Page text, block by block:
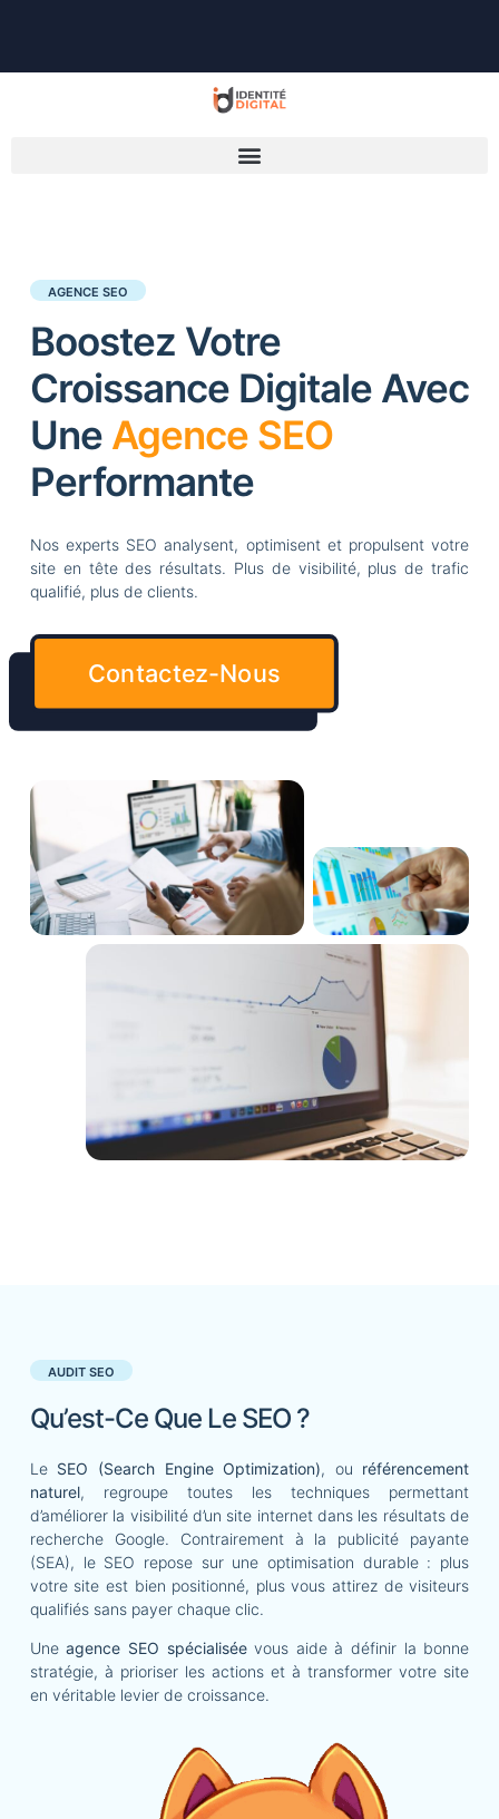
AGENCE SEO
Boostez Votre
Croissance Digitale Avec
Une Agence SEO
Performante
Nos experts SEO analysent, optimisent et propulsent votre
site en tête des résultats. Plus de visibilité, plus de trafic
qualifié, plus de clients.
Contactez-Nous
AUDIT SEO
Qu’est-Ce Que Le SEO ?
Le SEO (Search Engine Optimization), ou référencement
naturel, regroupe toutes les techniques permettant
d’améliorer la visibilité d’un site internet dans les résultats de
recherche Google. Contrairement à la publicité payante
(SEA), le SEO repose sur une optimisation durable : plus
votre site est bien positionné, plus vous attirez de visiteurs
qualifiés sans payer chaque clic.
Uneagence SEO spécialiséevous aide à définir la bonne
stratégie, à prioriser les actions et à transformer votre site
en véritable levier de croissance.